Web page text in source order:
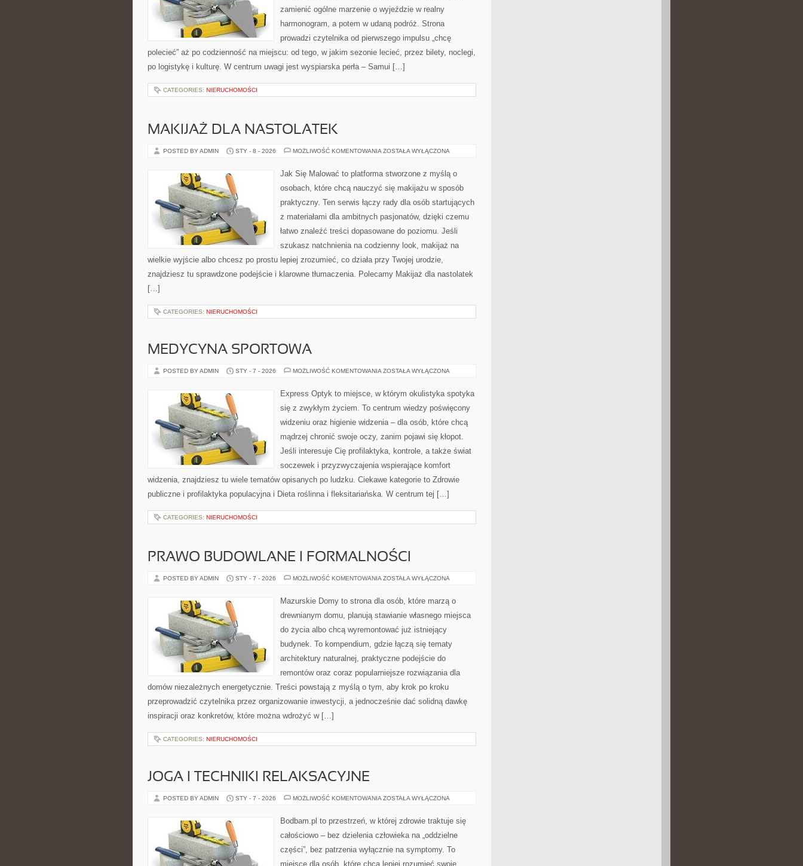
zamienić ogólne marzenie o wyjeździe w realny
harmonogram, a potem w udaną podróż. Strona
prowadzi czytelnika od pierwszego impulsu „chcę
polecieć” aż po codzienność na miejscu: od tego, w jakim sezonie lecieć, przez bilety, noclegi,
po logistykę i kulturę. W centrum uwagi jest wyspiarska perła – Samui […]
CATEGORIES: NIERUCHOMOŚCI
MAKIJAŻ DLA NASTOLATEK
POSTED BY ADMIN STY - 8 - 2026 MOŻLIWOŚĆ KOMENTOWANIA MAKIJAŻ
ZOSTAŁA WYŁĄCZONA
Jak Się Malować to platforma stworzone z myślą o
osobach, które chcą nauczyć się makijażu w sposób
praktyczny. Ten serwis łączy rady dla osób startujących
z materiałami dla ambitnych pasjonatów, dzięki czemu
łatwo znaleźć treści dopasowane do poziomu. Jeśli
szukasz natchnienia na codzienny look, makijaż na
wielkie wyjście albo chcesz po prostu lepiej zrozumieć, co działa przy Twojej urodzie,
znajdziesz tu sprawdzone podejście i klarowne tłumaczenia. Polecamy Makijaż dla nastolatek
[…]
CATEGORIES: NIERUCHOMOŚCI
MEDYCYNA SPORTOWA
POSTED BY ADMIN STY - 7 - 2026 MOŻLIWOŚĆ KOMENTOWANIA MEDYCYNA
ZOSTAŁA WYŁĄCZONA
Express Optyk to miejsce, w którym okulistyka spotyka
się z zwykłym życiem. To centrum wiedzy poświęcony
widzeniu oraz higienie widzenia – dla osób, które chcą
mądrzej chronić swoje oczy, zanim pojawi się kłopot.
Jeśli interesuje Cię profilaktyka, kontrole, a także świat
soczewek i przyzwyczajenia wspierające komfort
widzenia, znajdziesz tu wiele tematów opisanych po ludzku. Ciekawe kategorie to Zdrowie
publiczne i profilaktyka populacyjna i Dieta roślinna i fleksitariańska. W centrum tej […]
CATEGORIES: NIERUCHOMOŚCI
PRAWO BUDOWLANE I FORMALNOŚCI
POSTED BY ADMIN STY - 7 - 2026 MOŻLIWOŚĆ KOMENTOWANIA PRAWO
FORMALNOŚCI
ZOSTAŁA WYŁĄCZONA
Mazurskie Domy to strona dla osób, które marzą o
drewnianym domu, planują stawianie własnego miejsca
do życia albo chcą wyremontować już istniejący
budynek. To kompendium, gdzie łączą się tematy
architektury naturalnej, praktyczne podejście do
remontów oraz coraz popularniejsze rozwiązania dla
domów niezależnych energetycznie. Treści powstają z myślą o tym, aby krok po kroku
przeprowadzić czytelnika przez organizowanie inwestycji, a jednocześnie dać solidną dawkę
inspiracji oraz konkretów, które można wdrożyć w […]
CATEGORIES: NIERUCHOMOŚCI
JOGA I TECHNIKI RELAKSACYJNE
POSTED BY ADMIN STY - 7 - 2026 MOŻLIWOŚĆ KOMENTOWANIA JOGA
RELAKSACYJNE
ZOSTAŁA WYŁĄCZONA
Bodbam.pl to przestrzeń, w której zdrowie traktuje się
całościowo – bez dzielenia człowieka na „oddzielne
części”, bez patrzenia wyłącznie na symptomy. To
miejsce dla osób, które chcą lepiej rozumieć swoje